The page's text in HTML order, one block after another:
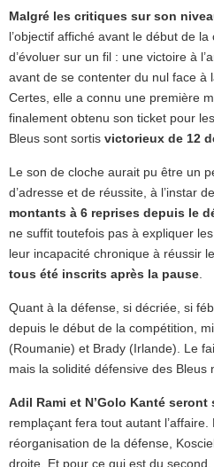
Malgré les critiques sur son
l’objectif affiché avant le début de
d’évoluer sur un fil : une victoire à
avant de se contenter du nul face à
Certes, elle a connu une première
finalement obtenu son ticket pour
Bleus sont sortis victorieux de 12
Le son de cloche aurait pu être un
d’adresse et de réussite, à l’instar
montants à 6 reprises depuis le
ne suffit toutefois pas à expliquer
leur incapacité chronique à réussir
tous été inscrits après la pause
Quant à la défense, si décriée, si
depuis le début de la compétition,
(Roumanie) et Brady (Irlande). Le
mais la solidité défensive des Bleus
Adil Rami et N’Golo Kanté
remplaçant fera tout autant
réorganisation de la défense,
droite. Et pour ce qui est du